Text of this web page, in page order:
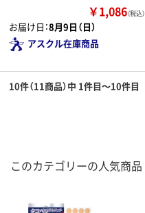
￥1,086（税込）
お届け日：8月9日（日）
アスクル在庫商品
10件（11商品）中 1件目～10件目
このカテゴリーの人気商品